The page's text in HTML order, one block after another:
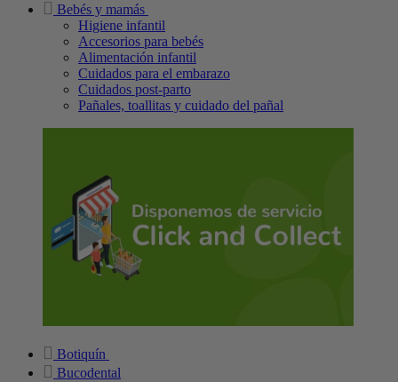
Bebés y mamás
Higiene infantil
Accesorios para bebés
Alimentación infantil
Cuidados para el embarazo
Cuidados post-parto
Pañales, toallitas y cuidado del pañal
Botiquín
Bucodental